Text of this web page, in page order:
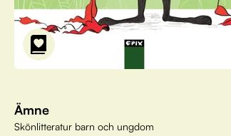
Ämne
Skönlitteratur barn och ungdom